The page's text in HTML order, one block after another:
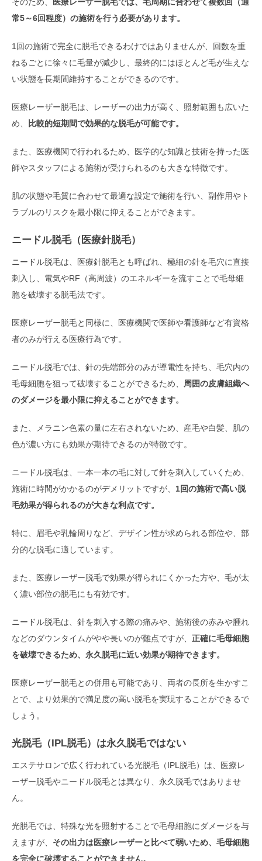
常5～6回程度）の施術を行う必要があります。
1回の施術で完全に脱毛できるわけではありませんが、回数を重
ねるごとに徐々に毛量が減少し、最終的にはほとんど毛が生えな
い状態を長期間維持することができるのです。
医療レーザー脱毛は、レーザーの出力が高く、照射範囲も広いた
め、
比較的短期間で効果的な脱毛が可能です。
また、医療機関で行われるため、医学的な知識と技術を持った医
師やスタッフによる施術が受けられるのも大きな特徴です。
肌の状態や毛質に合わせて最適な設定で施術を行い、副作用やト
ラブルのリスクを最小限に抑えることができます。
ニードル脱毛（医療針脱毛）
ニードル脱毛は、医療針脱毛とも呼ばれ、極細の針を毛穴に直接
刺入し、電気やRF（高周波）のエネルギーを流すことで毛母細
胞を破壊する脱毛法です。
医療レーザー脱毛と同様に、医療機関で医師や看護師など有資格
者のみが行える医療行為です。
ニードル脱毛では、針の先端部分のみが導電性を持ち、毛穴内の
毛母細胞を狙って破壊することができるため、
周囲の皮膚組織へ
のダメージを最小限に抑えることができます。
また、メラニン色素の量に左右されないため、産毛や白髪、肌の
色が濃い方にも効果が期待できるのが特徴です。
ニードル脱毛は、一本一本の毛に対して針を刺入していくため、
施術に時間がかかるのがデメリットですが、 1回の施術で高い脱
毛効果が得られるのが大きな利点です。
特に、眉毛や乳輪周りなど、デザイン性が求められる部位や、部
分的な脱毛に適しています。
また、医療レーザー脱毛で効果が得られにくかった方や、毛が太
く濃い部位の脱毛にも有効です。
ニードル脱毛は、針を刺入する際の痛みや、施術後の赤みや腫れ
などのダウンタイムがやや長いのが難点ですが、 正確に毛母細胞
を破壊できるため、永久脱毛に近い効果が期待できます。
医療レーザー脱毛との併用も可能であり、両者の長所を生かすこ
とで、より効果的で満足度の高い脱毛を実現することができるで
しょう。
光脱毛（IPL脱毛）は永久脱毛ではない
エステサロンで広く行われている光脱毛（IPL脱毛）は、医療レ
ーザー脱毛やニードル脱毛とは異なり、永久脱毛ではありませ
ん。
光脱毛では、特殊な光を照射することで毛母細胞にダメージを与
えますが、 その出力は医療レーザーと比べて弱いため、毛母細胞
を完全に破壊することができません。